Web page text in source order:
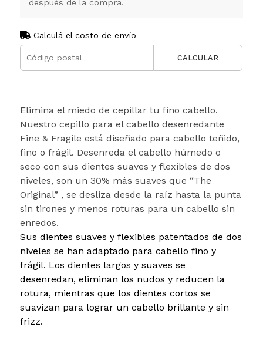
despuès de la compra.
Calculá el costo de envío
CALCULAR
Elimina el miedo de cepillar tu fino cabello.
Nuestro cepillo para el cabello desenredante
Fine & Fragile está diseñado para cabello teñido,
fino o frágil. Desenreda el cabello húmedo o
seco con sus dientes suaves y flexibles de dos
niveles, son un 30% más suaves que “The
Original” , se desliza desde la raíz hasta la punta
sin tirones y menos roturas para un cabello sin
enredos.
Sus dientes suaves y flexibles patentados de dos
niveles se han adaptado para cabello fino y
frágil. Los dientes largos y suaves se
desenredan, eliminan los nudos y reducen la
rotura, mientras que los dientes cortos se
suavizan para lograr un cabello brillante y sin
frizz.